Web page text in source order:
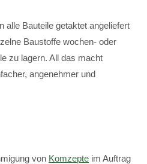
alle Bauteile getaktet angeliefert
Baustoffe wochen- oder
zu lagern. All das macht
angenehmer und
von Komzepte im Auftrag